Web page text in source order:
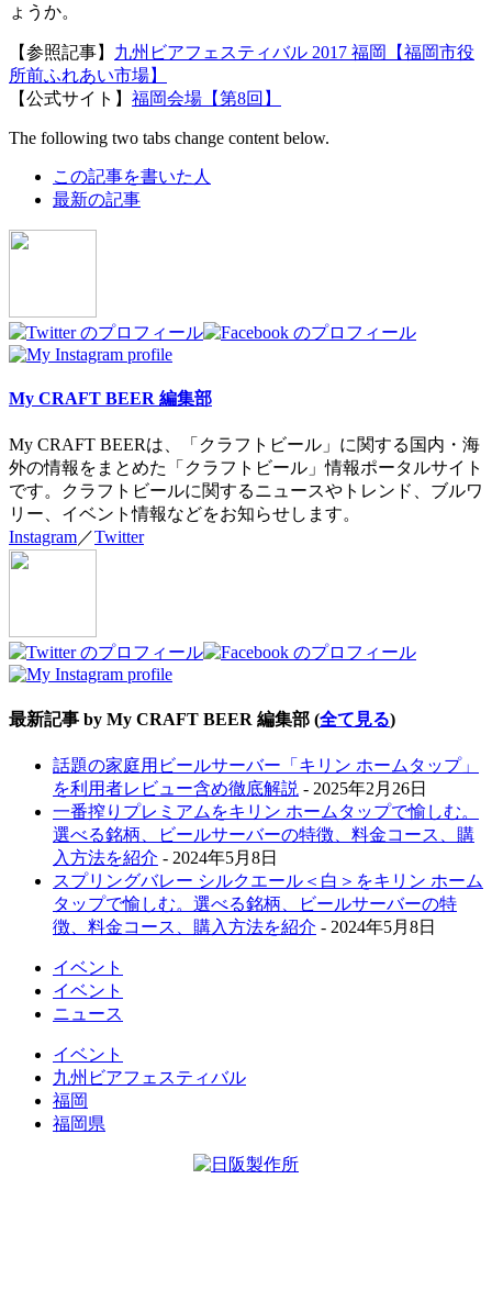
ょうか。
【参照記事】 九州ビアフェスティバル 2017 福岡【福岡市役
所前ふれあい市場】
【公式サイト】 福岡会場【第8回】
The following two tabs change content below.
この記事を書いた人
最新の記事
My CRAFT BEER 編集部
My CRAFT BEERは、「クラフトビール」に関する国内・海
外の情報をまとめた「クラフトビール」情報ポータルサイト
です。クラフトビールに関するニュースやトレンド、ブルワ
リー、イベント情報などをお知らせします。
Instagram／Twitter
最新記事 by My CRAFT BEER 編集部 (全て見る)
話題の家庭用ビールサーバー「キリン ホームタップ」
を利用者レビュー含め徹底解説 - 2025年2月26日
一番搾りプレミアムをキリン ホームタップで愉しむ。
選べる銘柄、ビールサーバーの特徴、料金コース、購
入方法を紹介 - 2024年5月8日
スプリングバレー シルクエール＜白＞をキリン ホーム
タップで愉しむ。選べる銘柄、ビールサーバーの特
徴、料金コース、購入方法を紹介 - 2024年5月8日
イベント
イベント
ニュース
イベント
九州ビアフェスティバル
福岡
福岡県